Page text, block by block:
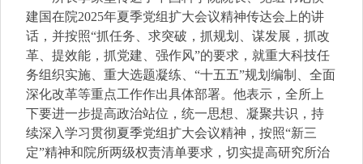
建国在院2025年夏季党组扩大会议精神传达会上的讲
话，并按照“抓任务、求突破，抓规划、谋发展，抓改
革、提效能，抓党建、强作风”的要求，就重大科技任
务组织实施、重大选题凝练、“十五五”规划编制、全面
深化改革等重点工作作出具体部署。他表示，全所上
下要进一步提高政治站位，统一思想、凝聚共识，持
续深入学习贯彻夏季党组扩大会议精神，按照“新三
定”精神和院所两级权责清单要求，切实提高研究所治